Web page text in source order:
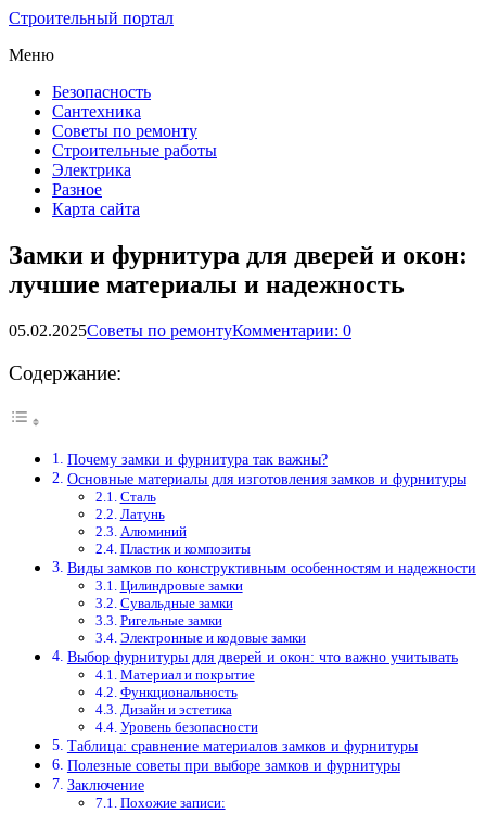
Строительный портал
Меню
Безопасность
Сантехника
Советы по ремонту
Строительные работы
Электрика
Разное
Карта сайта
Замки и фурнитура для дверей и окон:
лучшие материалы и надежность
05.02.2025Советы по ремонтуКомментарии: 0
Содержание:
Почему замки и фурнитура так важны?
Основные материалы для изготовления замков и фурнитуры
Сталь
Латунь
Алюминий
Пластик и композиты
Виды замков по конструктивным особенностям и надежности
Цилиндровые замки
Сувальдные замки
Ригельные замки
Электронные и кодовые замки
Выбор фурнитуры для дверей и окон: что важно учитывать
Материал и покрытие
Функциональность
Дизайн и эстетика
Уровень безопасности
Таблица: сравнение материалов замков и фурнитуры
Полезные советы при выборе замков и фурнитуры
Заключение
Похожие записи: